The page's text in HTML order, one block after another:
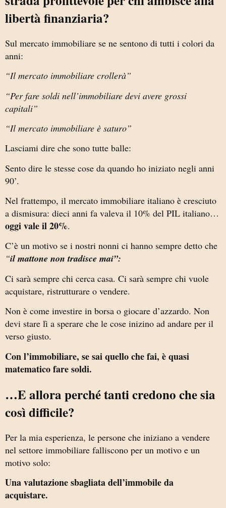
libertà finanziaria?
Sul mercato immobiliare se ne sentono di tutti i colori da
anni:
“Il mercato immobiliare crollerà”
“Per fare soldi nell’immobiliare devi avere grossi
capitali”
“Il mercato immobiliare è saturo”
Lasciami dire che sono tutte balle:
Sento dire le stesse cose da quando ho iniziato negli anni
90’.
Nel frattempo, il mercato immobiliare italiano è cresciuto
a dismisura: dieci anni fa valeva il 10% del PIL italiano…
oggi vale il 20%.
C’è un motivo se i nostri nonni ci hanno sempre detto che
“il mattone non tradisce mai”:
Ci sarà sempre chi cerca casa. Ci sarà sempre chi vuole
acquistare, ristrutturare o vendere.
Non è come investire in borsa o giocare d’azzardo. Non
devi stare lì a sperare che le cose inizino ad andare per il
verso giusto.
Con l’immobiliare, se sai quello che fai, è quasi
matematico fare soldi.
…E allora perché tanti credono che sia
così difficile?
Per la mia esperienza, le persone che iniziano a vendere
nel settore immobiliare falliscono per un motivo e un
motivo solo:
Una valutazione sbagliata dell’immobile da
acquistare.